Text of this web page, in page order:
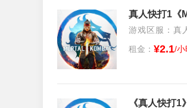
真人快打1《
游戏区服：真
租金： ¥2.1/小